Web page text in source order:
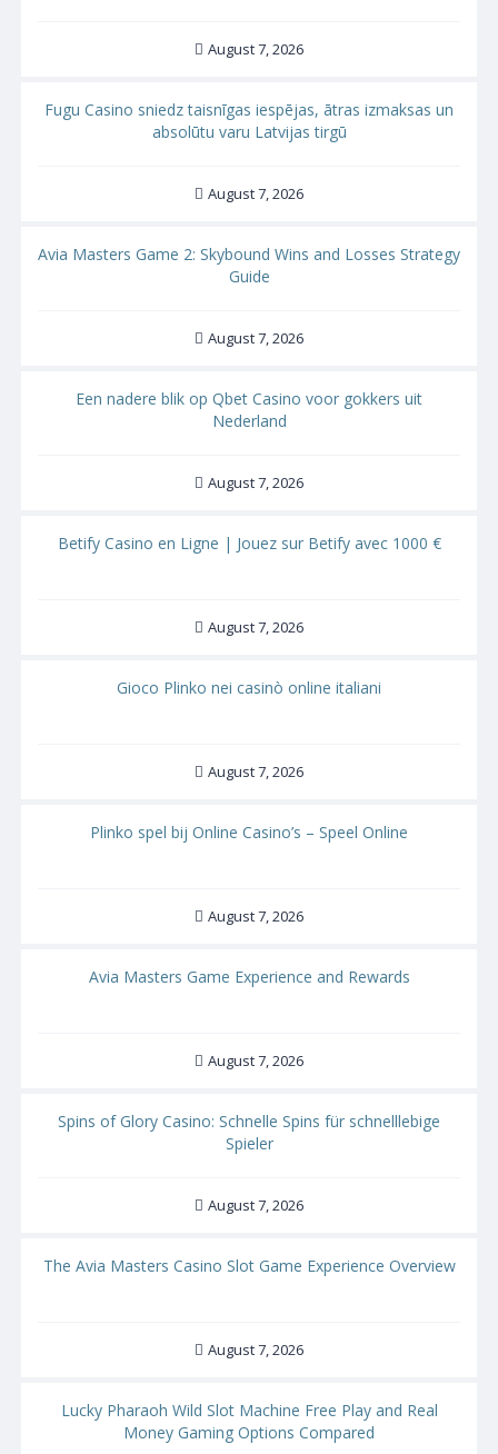
August 7, 2026
Fugu Casino sniedz taisnīgas iespējas, ātras izmaksas un
absolūtu varu Latvijas tirgū
August 7, 2026
Avia Masters Game 2: Skybound Wins and Losses Strategy
Guide
August 7, 2026
Een nadere blik op Qbet Casino voor gokkers uit
Nederland
August 7, 2026
Betify Casino en Ligne | Jouez sur Betify avec 1000 €
August 7, 2026
Gioco Plinko nei casinò online italiani
August 7, 2026
Plinko spel bij Online Casino’s – Speel Online
August 7, 2026
Avia Masters Game Experience and Rewards
August 7, 2026
Spins of Glory Casino: Schnelle Spins für schnelllebige
Spieler
August 7, 2026
The Avia Masters Casino Slot Game Experience Overview
August 7, 2026
Lucky Pharaoh Wild Slot Machine Free Play and Real
Money Gaming Options Compared